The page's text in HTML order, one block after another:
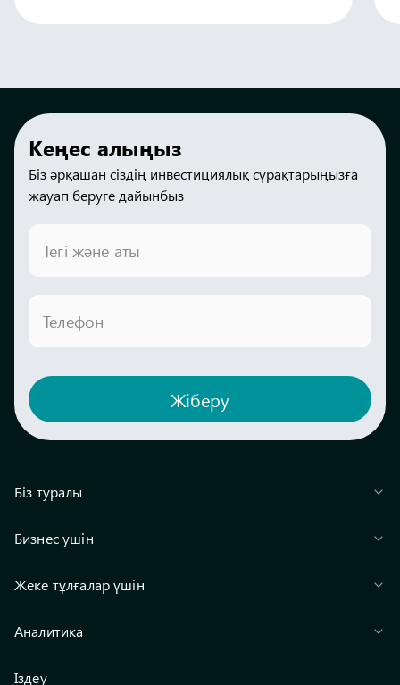
Кеңес алыңыз
Біз әрқашан сіздің инвестициялық сұрақтарыңызға
жауап беруге дайынбыз
Тегі және аты
Телефон
Жіберу
Біз туралы
Бизнес ушін
Жеке тұлғалар үшін
Аналитика
Іздеу